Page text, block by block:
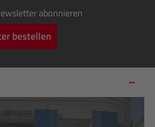
abonnieren
bestellen